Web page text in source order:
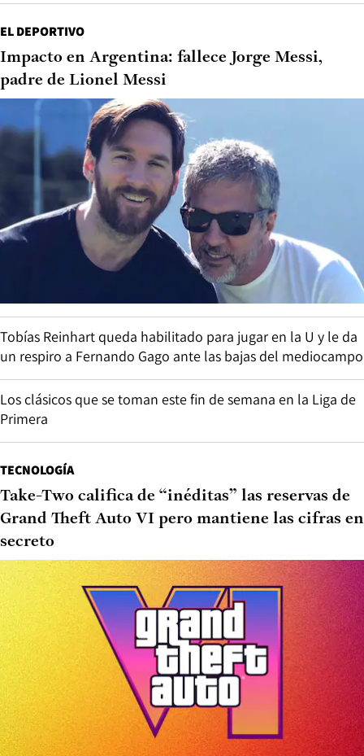
EL DEPORTIVO
Impacto en Argentina: fallece Jorge Messi,
padre de Lionel Messi
Tobías Reinhart queda habilitado para jugar en la U y le da
un respiro a Fernando Gago ante las bajas del mediocampo
Los clásicos que se toman este fin de semana en la Liga de
Primera
TECNOLOGÍA
Take-Two califica de “inéditas” las reservas de
Grand Theft Auto VI pero mantiene las cifras en
secreto